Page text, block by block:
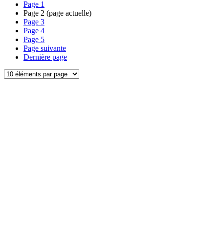
Page 1
Page 2 (page actuelle)
Page 3
Page 4
Page 5
Page suivante
Dernière page